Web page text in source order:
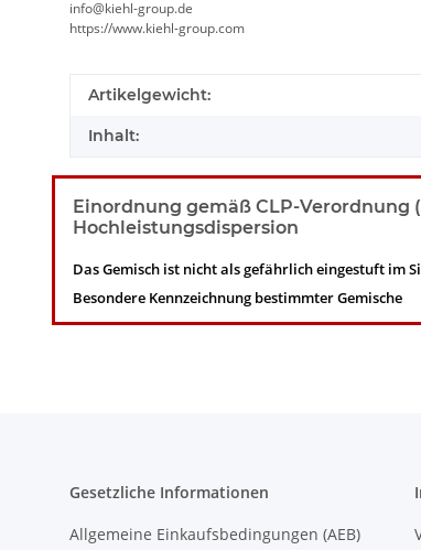
info@kiehl-group.de
https://www.kiehl-group.com
Artikelgewicht:
Inhalt:
Einordnung gemäß CLP-Verordnung
Hochleistungsdispersion
Das Gemisch ist nicht als gefährlich eingestuft im
Besondere Kennzeichnung bestimmter Gemische
Gesetzliche Informationen
Allgemeine Einkaufsbedingungen (AEB)